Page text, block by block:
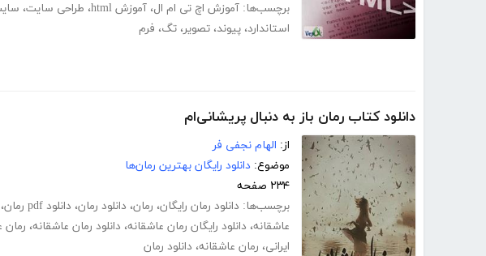
برچسب‌ها: آموزش اچ تی ام ال، آموزش html ، طراحی سایت،
استاندارد، پیوند، تصویر، تگ، فرم
دانلود کتاب رمان باز به دنبال پریشانی‌ام
از: الهام نجفی فر
موضوع: دانلود رایگان بهترین رمان‌ها
۲۳۴ صفحه
برچسب‌ها: دانلود رمان رایگان، رمان، دانلود رمان، دانلود pdf رمان ،
عاشقانه، دانلود رایگان رمان عاشقانه، دانلود رمان عاشقانه، رمان
ایرانی، رمان عاشقانه، دانلود رمان